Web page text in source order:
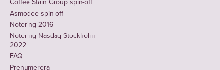
Coffee Stain Group spin-off
Asmodee spin-off
Notering 2016
Notering Nasdaq Stockholm
2022
FAQ
Prenumerera